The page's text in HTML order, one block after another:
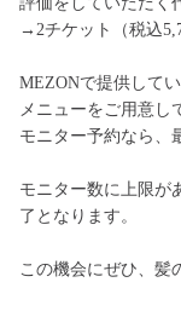
→2チケット（税込
MEZONで提供して
メニューをご用意し
モニター予約なら、
モニター数に上限が
了となります。
この機会にぜひ、髪